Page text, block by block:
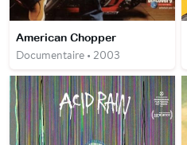
American Chopper
Documentaire • 2003